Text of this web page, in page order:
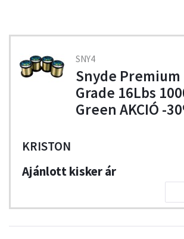
SNY4
Snyde Premium
Grade 16Lbs
Green AKCIÓ -
KRISTON